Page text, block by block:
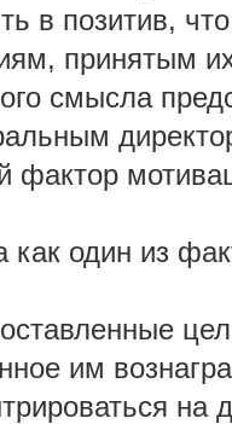
в позитив,
принятым
смысла
фактор
как один из
им
на